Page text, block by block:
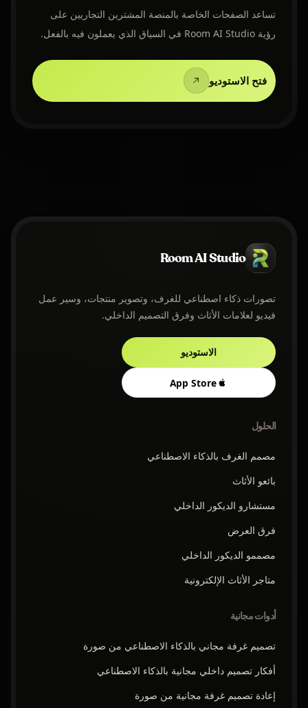
تساعد الصفحات الخاصة بالمنصة المشترين التجاريين على
رؤية Room AI Studio في السياق الذي يعملون فيه بالفعل.
فتح الاستوديو
Room AI Studio
تصورات ذكاء اصطناعي للغرف، وتصوير منتجات، وسير عمل
فيديو لعلامات الأثاث وفرق التصميم الداخلي.
الاستوديو
App Store
الحلول
مصمم الغرف بالذكاء الاصطناعي
بائعو الأثاث
مستشارو الديكور الداخلي
فرق العرض
مصممو الديكور الداخلي
متاجر الأثاث الإلكترونية
أدوات مجانية
تصميم غرفة مجاني بالذكاء الاصطناعي من صورة
أفكار تصميم داخلي مجانية بالذكاء الاصطناعي
إعادة تصميم غرفة مجانية من صورة